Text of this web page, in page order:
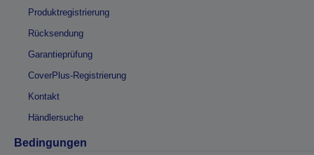
Produktregistrierung
Rücksendung
Garantieprüfung
CoverPlus-Registrierung
Kontakt
Händlersuche
Bedingungen